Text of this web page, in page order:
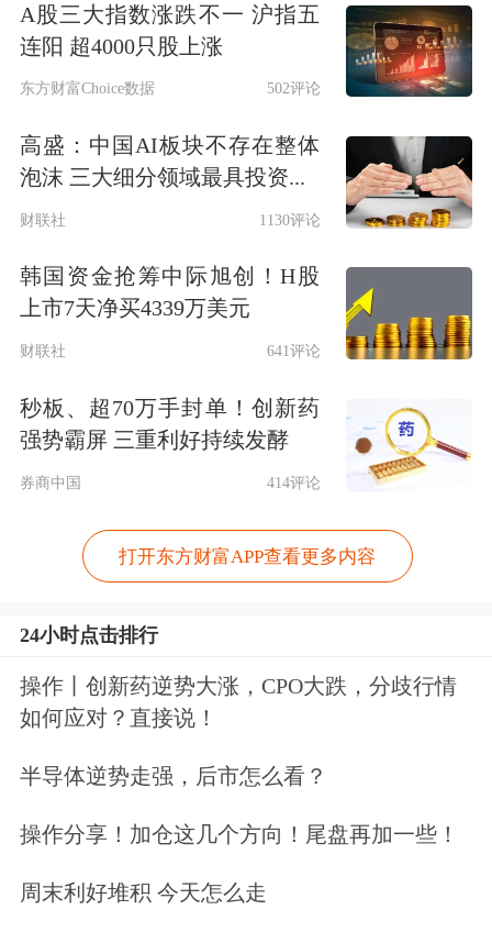
医生、工程技术人员和研究人员的培训
平台，推动脑机接口相关专业人才队伍
值得一提的是，在病房成立仪式上，天
坛医院展示了多种先进的脑机接口设
备，包括能用意念控制设备的非侵入式
脑电帽、可实时监测患者脑电信号的智
能康复系统等。事实上，现如今除脑机
接口设备种类丰富多样外，其在应用领
域亦实现了诸多重大突破。
示了一段“受试者通过脑机接口设备玩
击事故中失去了四肢，并于今年3月在
复旦大学附属华山医院接受脑机接口植
之一粗细的柔性电极，以及一块镶嵌在
颅骨上的硬币大小的植入体，该患者在
经过一个多月训练后已能用意念玩赛车
A股三大指数涨跌不一 沪指五
连阳 超4000只股上涨
东方财富Choice数据 502评论
高盛：中国AI板块不存在整体
泡沫 三大细分领域最具投资...
财联社 1130评论
韩国资金抢筹中际旭创！H股
上市7天净买4339万美元
财联社 641评论
秒板、超70万手封单！创新药
强势霸屏 三重利好持续发酵
券商中国 414评论
打开东方财富APP查看更多内容
24小时点击排行
操作丨创新药逆势大涨，CPO大跌，分歧行情
如何应对？直接说！
半导体逆势走强，后市怎么看？
操作分享！加仓这几个方向！尾盘再加一些！
周末利好堆积 今天怎么走